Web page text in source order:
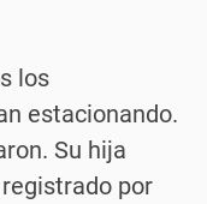
los
estacionando.
Su hija
por